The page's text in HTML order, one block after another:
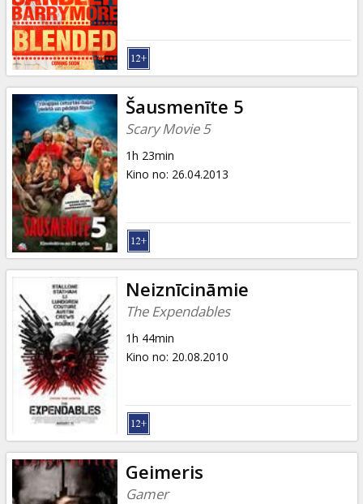
Šausmenīte 5
Scary Movie 5
1h 23min
Kino no: 26.04.2013
Neiznīcināmie
The Expendables
1h 44min
Kino no: 20.08.2010
Geimeris
Gamer